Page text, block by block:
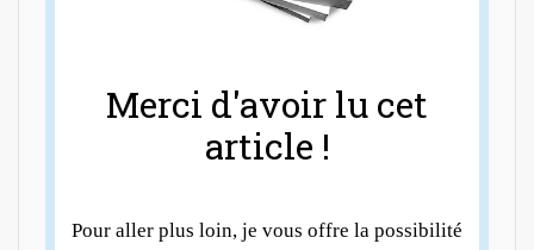
Merci d'avoir lu cet
article !
Pour aller plus loin, je vous offre la possibilité